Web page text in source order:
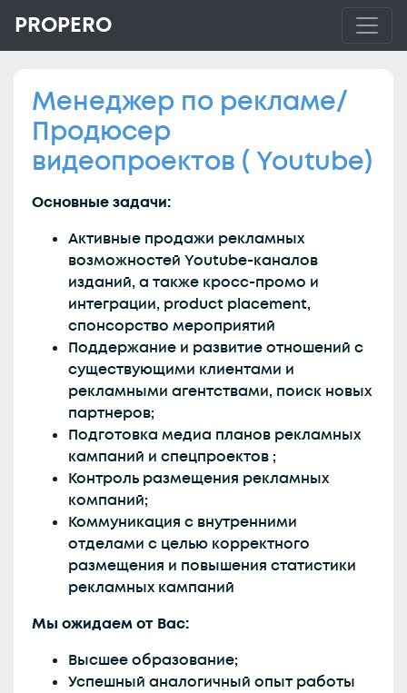
PROPERO
Менеджер по рекламе/
Продюсер
видеопроектов ( Youtube)
Основные задачи:
Активные продажи рекламных
возможностей Youtube-каналов
изданий, а также кросс-промо и
интеграции, product placement,
спонсорство мероприятий
Поддержание и развитие отношений с
существующими клиентами и
рекламными агентствами, поиск новых
партнеров;
Подготовка медиа планов рекламных
кампаний и спецпроектов ;
Контроль размещения рекламных
компаний;
Коммуникация с внутренними
отделами с целью корректного
размещения и повышения статистики
рекламных кампаний
Мы ожидаем от Вас:
Высшее образование;
Успешный аналогичный опыт работы